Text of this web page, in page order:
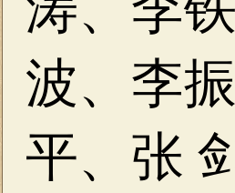
波、李
平、张